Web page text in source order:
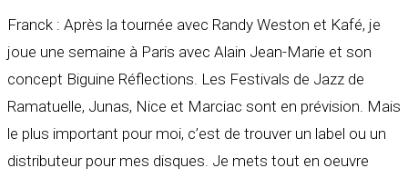
Franck : Après la tournée avec Randy Weston et Kafé, je
joue une semaine à Paris avec Alain Jean-Marie et son
concept Biguine Réflections. Les Festivals de Jazz de
Ramatuelle, Junas, Nice et Marciac sont en prévision. Mais
le plus important pour moi, c’est de trouver un label ou un
distributeur pour mes disques. Je mets tout en oeuvre